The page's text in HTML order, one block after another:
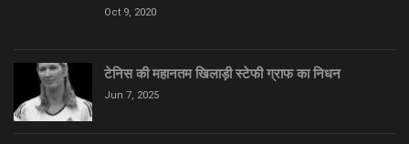
Oct 9, 2020
टेनिस की महानतम खिलाड़ी स्टेफी ग्राफ का निधन
Jun 7, 2025